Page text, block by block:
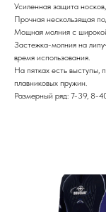
Усиленная защита
Прочная нескользящая
Мощная молния с широкой
Застежка-молния на
время использования.
На пятках есть
плавниковых пружин.
Размерный ряд: 7-39, 8-